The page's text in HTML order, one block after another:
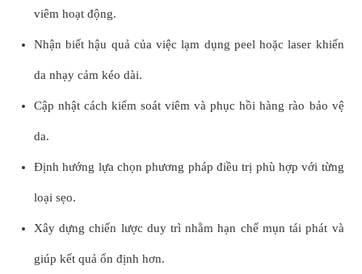
viêm hoạt động.
Nhận biết hậu quả của việc lạm dụng peel hoặc laser khiến
da nhạy cảm kéo dài.
Cập nhật cách kiểm soát viêm và phục hồi hàng rào bảo vệ
da.
Định hướng lựa chọn phương pháp điều trị phù hợp với từng
loại sẹo.
Xây dựng chiến lược duy trì nhằm hạn chế mụn tái phát và
giúp kết quả ổn định hơn.